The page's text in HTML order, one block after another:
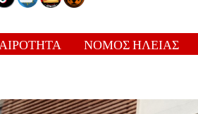
ΝΟΜΟΣ ΗΛΕΙΑΣ